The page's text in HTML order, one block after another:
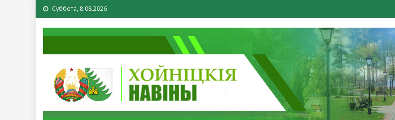
Суббота, 8.08.2026